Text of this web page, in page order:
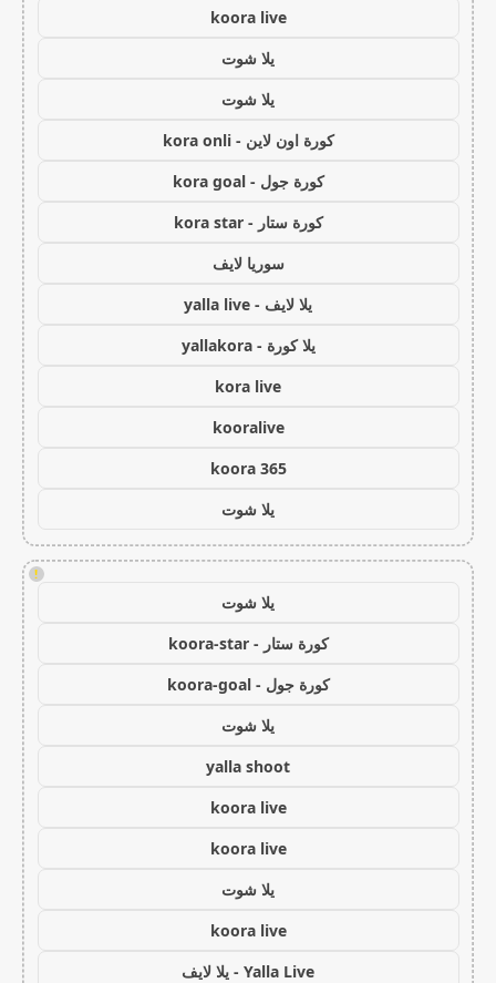
koora live
يلا شوت
يلا شوت
كورة اون لاين - kora onli
كورة جول - kora goal
كورة ستار - kora star
سوريا لايف
يلا لايف - yalla live
يلا كورة - yallakora
kora live
kooralive
koora 365
يلا شوت
!
يلا شوت
كورة ستار - koora-star
كورة جول - koora-goal
يلا شوت
yalla shoot
koora live
koora live
يلا شوت
koora live
Yalla Live - يلا لايف